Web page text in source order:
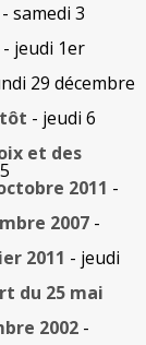
- samedi 3
- jeudi 1er
29 décembre
tôt - jeudi 6
et des
2011 -
2007 -
2011 - jeudi
du 25 mai
2002 -